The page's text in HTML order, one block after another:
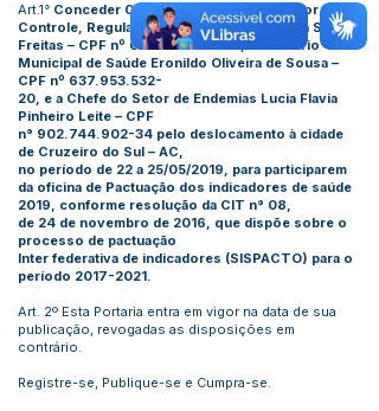
Art.1° Conceder 03 (três) diárias, para Diretor de
Controle, Regulação e Avaliação Glêmys da Silva
Freitas – CPF nº 002.939.312-05, Secretário
Municipal de Saúde Eronildo Oliveira de Sousa –
CPF nº 637.953.532-
20, e a Chefe do Setor de Endemias Lucia Flavia
Pinheiro Leite – CPF
n° 902.744.902-34 pelo deslocamento à cidade
de Cruzeiro do Sul – AC,
no período de 22 a 25/05/2019, para participarem
da oficina de Pactuação dos indicadores de saúde
2019, conforme resolução da CIT n° 08,
de 24 de novembro de 2016, que dispõe sobre o
processo de pactuação
Inter federativa de indicadores (SISPACTO) para o
período 2017-2021.
Art. 2º Esta Portaria entra em vigor na data de sua
publicação, revogadas as disposições em
contrário.
Registre-se, Publique-se e Cumpra-se.